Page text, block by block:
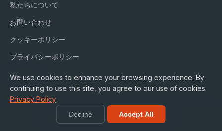
We use cookies to enhance your browsing experience. By
continuing to use this site, you agree to our use of cookies.
Privacy Policy
Decline Accept All
私たちについて
お問い合わせ
クッキーポリシー
プライバシーポリシー
利用規約
© 2026 podgoricacars.com. 全著作権所有。